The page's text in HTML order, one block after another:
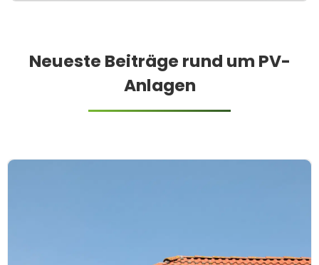
Neueste Beiträge rund um PV-
Anlagen